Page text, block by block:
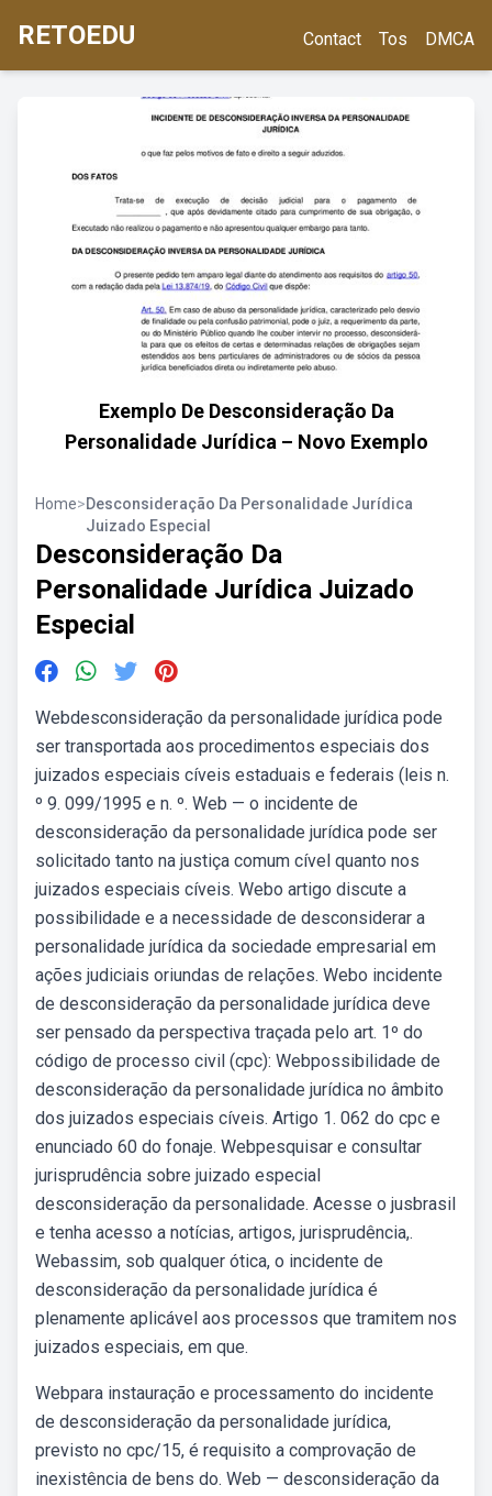
RETOEDU Contact Tos DMCA
Exemplo De Desconsideração Da
Personalidade Jurídica – Novo Exemplo
Home>Desconsideração Da Personalidade Jurídica
Juizado Especial
Desconsideração Da
Personalidade Jurídica Juizado
Especial
Webdesconsideração da personalidade jurídica pode
ser transportada aos procedimentos especiais dos
juizados especiais cíveis estaduais e federais (leis n.
º 9. 099/1995 e n. º. Web — o incidente de
desconsideração da personalidade jurídica pode ser
solicitado tanto na justiça comum cível quanto nos
juizados especiais cíveis. Webo artigo discute a
possibilidade e a necessidade de desconsiderar a
personalidade jurídica da sociedade empresarial em
ações judiciais oriundas de relações. Webo incidente
de desconsideração da personalidade jurídica deve
ser pensado da perspectiva traçada pelo art. 1º do
código de processo civil (cpc): Webpossibilidade de
desconsideração da personalidade jurídica no âmbito
dos juizados especiais cíveis. Artigo 1. 062 do cpc e
enunciado 60 do fonaje. Webpesquisar e consultar
jurisprudência sobre juizado especial
desconsideração da personalidade. Acesse o jusbrasil
e tenha acesso a notícias, artigos, jurisprudência,.
Webassim, sob qualquer ótica, o incidente de
desconsideração da personalidade jurídica é
plenamente aplicável aos processos que tramitem nos
juizados especiais, em que.
Webpara instauração e processamento do incidente
de desconsideração da personalidade jurídica,
previsto no cpc/15, é requisito a comprovação de
inexistência de bens do. Web — desconsideração da